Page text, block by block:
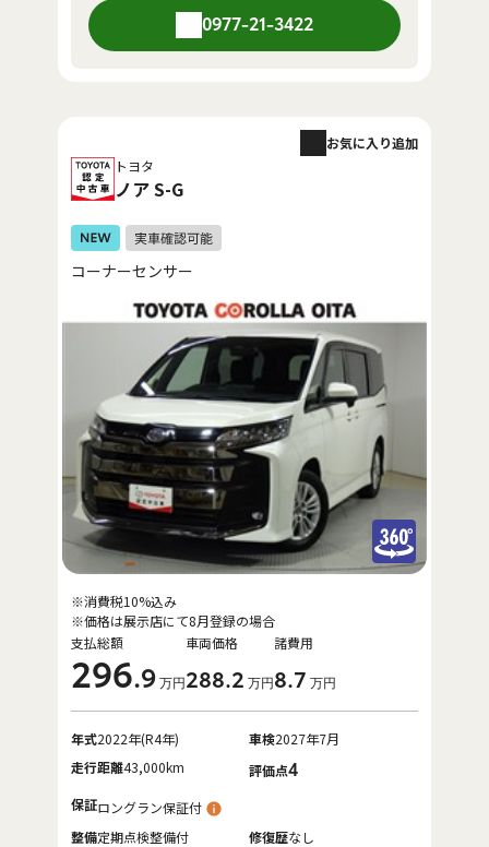
0977-21-3422
トヨタ
ノア S-G
お気に入り追加
コーナーセンサー
支払総額
296.9 万円
車両価格
288.2 万円
諸費用
8.7 万円
※消費税10%込み
※価格は展示店にて8月登録の場合
年式2022年(R4年) 車検2027年7月
走行距離43,000km 評価点4
保証ロングラン保証付
整備定期点検整備付 修復歴なし